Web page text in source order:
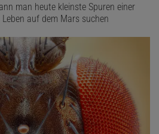
man heute kleinste Spuren einer
auf dem Mars suchen